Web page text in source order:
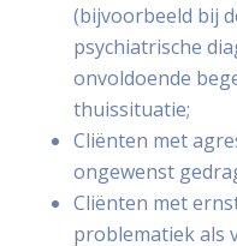
(bijvoorbeeld bij
psychiatrische
onvoldoende
thuissituatie;
Cliënten met
ongewenst
Cliënten met
problematiek als